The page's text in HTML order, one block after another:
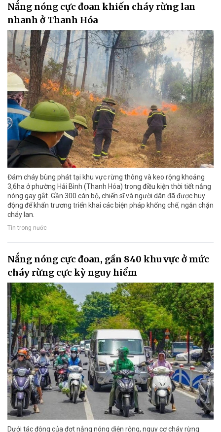
Nắng nóng cực đoan khiến cháy rừng lan
nhanh ở Thanh Hóa
Đám cháy bùng phát tại khu vực rừng thông và keo rộng khoảng
3,6ha ở phường Hải Bình (Thanh Hóa) trong điều kiện thời tiết nắng
nóng gay gắt. Gần 300 cán bộ, chiến sĩ và người dân đã được huy
động để khẩn trương triển khai các biện pháp khống chế, ngăn chặn
cháy lan.
Tin trong nước
Nắng nóng cực đoan, gần 840 khu vực ở mức
cháy rừng cực kỳ nguy hiểm
Dưới tác động của đợt nắng nóng diện rộng, nguy cơ cháy rừng